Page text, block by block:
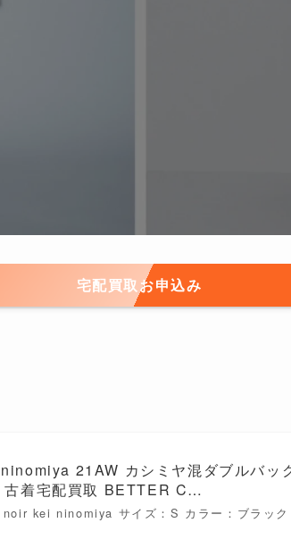
宅配買取お申込み
21AW カシミヤ混ダブルバッ
古着宅配買取 BETTER C…
noir kei ninomiya サイズ：S カラー：ブラック